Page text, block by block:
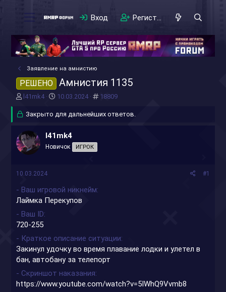
Вход Регистрация
Заявление на амнистию
РЕШЕНО Амнистия 1135
А
т
р
т
е
l41mk4
Д
т
н
ч
10.03.2024 #18809
Закрыто для дальнейших ответов.
l41mk4
Новичок ИГРОК
10.03.2024 #1
- Ваш игровой никнейм
Лаймка Перекупов
- Ваш ID
720-255
- Краткое описание ситуации
Закинул удочку во время плавание лодки и улетел в
бан, автобану за телепорт
- Скриншот наказания
https://www.youtube.com/watch?v=5IWhQ9Vvmb8